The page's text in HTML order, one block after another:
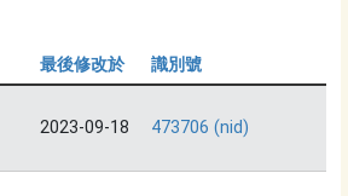
最後修改於 識別號
2023-09-18 473706 (nid)